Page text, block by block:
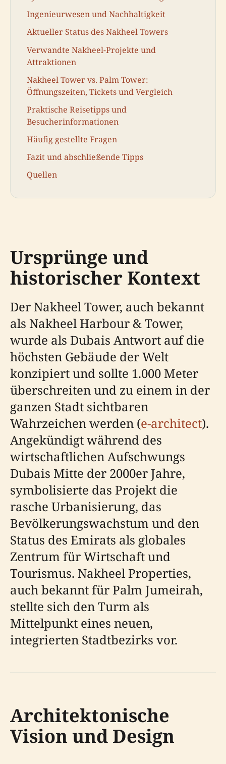
Ingenieurwesen und Nachhaltigkeit
Aktueller Status des Nakheel Towers
Verwandte Nakheel-Projekte und
Attraktionen
Nakheel Tower vs. Palm Tower:
Öffnungszeiten, Tickets und Vergleich
Praktische Reisetipps und
Besucherinformationen
Häufig gestellte Fragen
Fazit und abschließende Tipps
Quellen
Ursprünge und
historischer Kontext
Der Nakheel Tower, auch bekannt
als Nakheel Harbour & Tower,
wurde als Dubais Antwort auf die
höchsten Gebäude der Welt
konzipiert und sollte 1.000 Meter
überschreiten und zu einem in der
ganzen Stadt sichtbaren
Wahrzeichen werden (e-architect).
Angekündigt während des
wirtschaftlichen Aufschwungs
Dubais Mitte der 2000er Jahre,
symbolisierte das Projekt die
rasche Urbanisierung, das
Bevölkerungswachstum und den
Status des Emirats als globales
Zentrum für Wirtschaft und
Tourismus. Nakheel Properties,
auch bekannt für Palm Jumeirah,
stellte sich den Turm als
Mittelpunkt eines neuen,
integrierten Stadtbezirks vor.
Architektonische
Vision und Design